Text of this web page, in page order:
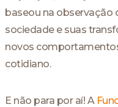
baseou na
sociedade e suas
novos
cotidiano.
E não para por aí! A